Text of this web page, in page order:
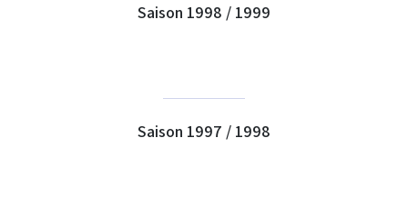
Saison 1998 / 1999
Saison 1997 / 1998